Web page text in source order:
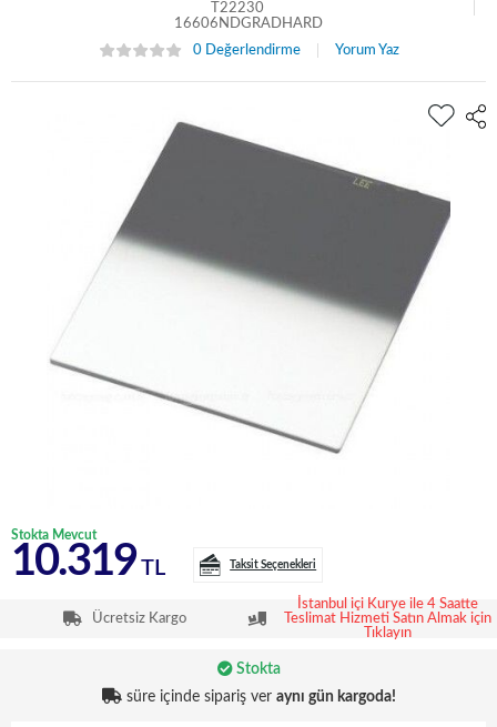
T22230
16606NDGRADHARD
0 Değerlendirme
Yorum Yaz
Stokta Mevcut
10.319 TL Taksit Seçenekleri
Ücretsiz Kargo
İstanbul içi Kurye ile 4 Saatte
Teslimat Hizmeti Satın Almak için
Tıklayın
Stokta
süre içinde sipariş ver aynı gün kargoda!